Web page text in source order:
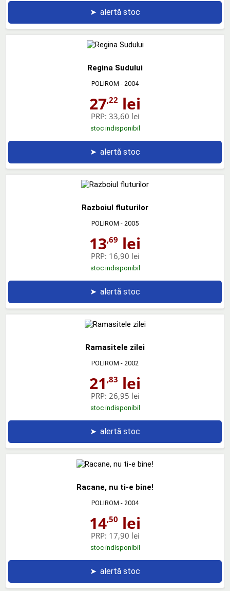
➤ alertă stoc
Regina Sudului
POLIROM - 2004
27,22 lei
PRP: 33,60 lei
stoc indisponibil
➤ alertă stoc
Razboiul fluturilor
POLIROM - 2005
13,69 lei
PRP: 16,90 lei
stoc indisponibil
➤ alertă stoc
Ramasitele zilei
POLIROM - 2002
21 ,83 lei
PRP: 26,95 lei
stoc indisponibil
➤ alertă stoc
Racane, nu ti-e bine!
POLIROM - 2004
14,50 lei
PRP: 17,90 lei
stoc indisponibil
➤ alertă stoc